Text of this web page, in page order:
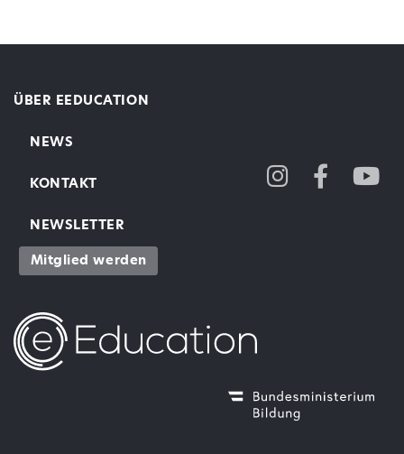
ÜBER EEDUCATION
NEWS
KONTAKT
NEWSLETTER
Mitglied werden